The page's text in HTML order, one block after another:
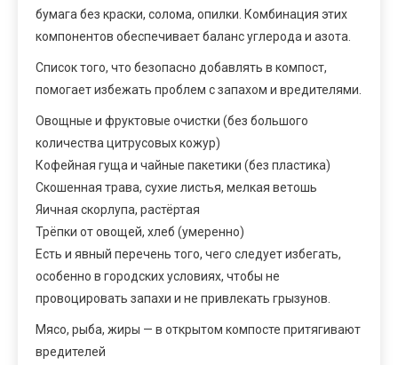
бумага без краски, солома, опилки. Комбинация этих
компонентов обеспечивает баланс углерода и азота.
Список того, что безопасно добавлять в компост,
помогает избежать проблем с запахом и вредителями.
Овощные и фруктовые очистки (без большого
количества цитрусовых кожур)
Кофейная гуща и чайные пакетики (без пластика)
Скошенная трава, сухие листья, мелкая ветошь
Яичная скорлупа, растёртая
Трёпки от овощей, хлеб (умеренно)
Есть и явный перечень того, чего следует избегать,
особенно в городских условиях, чтобы не
провоцировать запахи и не привлекать грызунов.
Мясо, рыба, жиры — в открытом компосте притягивают
вредителей